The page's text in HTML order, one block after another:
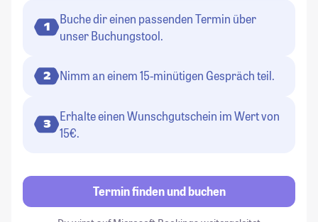
1
Buche dir einen passenden Termin über
unser Buchungstool.
2 Nimm an einem 15-minütigen Gespräch teil.
3
Erhalte einen Wunschgutschein im Wert von
15€.
Termin finden und buchen